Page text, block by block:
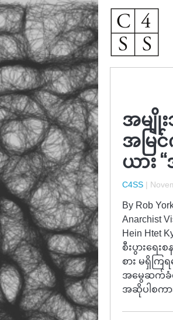
အမျို
အမြ
ယား
C4SS |
By Rob
Anarchist
Hein Htet
စီးပွားရေ
စား မရှိက
အမွေဆက်ခံထ
အဆိုပါစကာ